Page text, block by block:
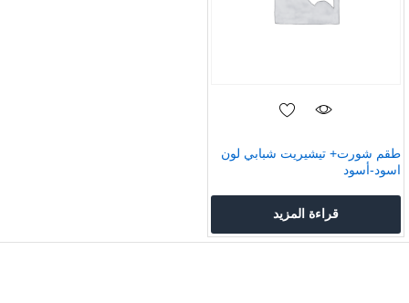
طقم شورت+ تيشيريت شبابي لون
اسود-أسود
قراءة المزيد